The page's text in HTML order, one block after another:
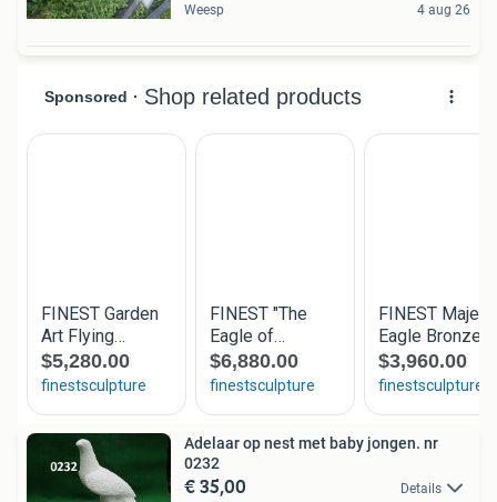
Weesp 4 aug 26
Adelaar op nest met baby jongen. nr
0232
€ 35,00 Details